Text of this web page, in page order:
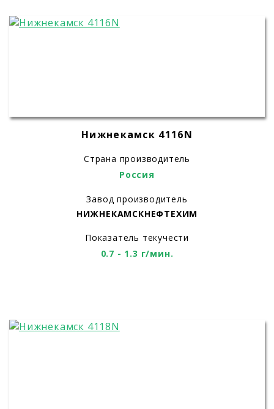
Нижнекамск 4116N
Страна производитель
Россия
Завод производитель
НИЖНЕКАМСКНЕФТЕХИМ
Показатель текучести
0.7 - 1.3 г/мин.